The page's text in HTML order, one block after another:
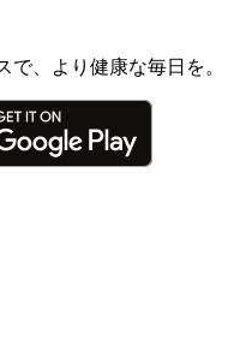
、より健康な毎日を。